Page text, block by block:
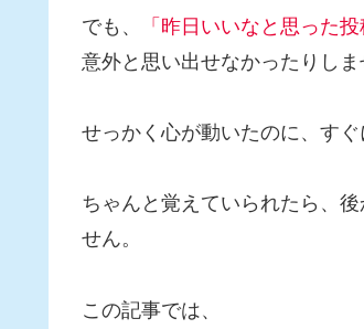
でも、 「昨日いいなと思った
意外と思い出せなかったりしま
せっかく心が動いたのに、す
ちゃんと覚えていられたら、
せん。
この記事では、